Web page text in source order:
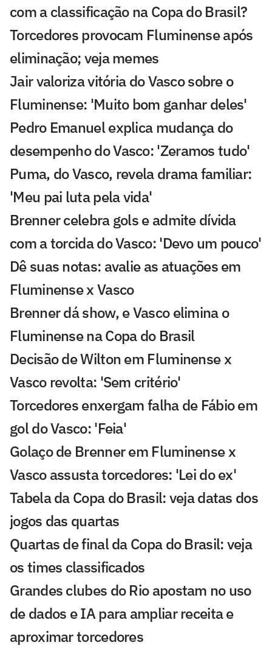
com a classificação na Copa do Brasil?
Torcedores provocam Fluminense após
eliminação; veja memes
Jair valoriza vitória do Vasco sobre o
Fluminense: 'Muito bom ganhar deles'
Pedro Emanuel explica mudança do
desempenho do Vasco: 'Zeramos tudo'
Puma, do Vasco, revela drama familiar:
'Meu pai luta pela vida'
Brenner celebra gols e admite dívida
com a torcida do Vasco: 'Devo um pouco'
Dê suas notas: avalie as atuações em
Fluminense x Vasco
Brenner dá show, e Vasco elimina o
Fluminense na Copa do Brasil
Decisão de Wilton em Fluminense x
Vasco revolta: 'Sem critério'
Torcedores enxergam falha de Fábio em
gol do Vasco: 'Feia'
Golaço de Brenner em Fluminense x
Vasco assusta torcedores: 'Lei do ex'
Tabela da Copa do Brasil: veja datas dos
jogos das quartas
Quartas de final da Copa do Brasil: veja
os times classificados
Grandes clubes do Rio apostam no uso
de dados e IA para ampliar receita e
aproximar torcedores